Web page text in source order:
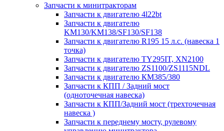
Запчасти к минитракторам
Запчасти к двигателю 4l22bt
Запчасти к двигателю
KM130/KM138/SF130/SF138
Запчасти к двигателю R195 15 л.с. (навеска 1
точка)
Запчасти к двигателю TY295IT, XN2100
Запчасти к двигателю ZS1100/ZS1115NDL
Запчасти к двигателю КМ385/380
Запчасти к КПП / Задний мост
(одноточечная навеска)
Запчасти к КПП/Задний мост (трехточечная
навеска )
Запчасти к переднему мосту, рулевому